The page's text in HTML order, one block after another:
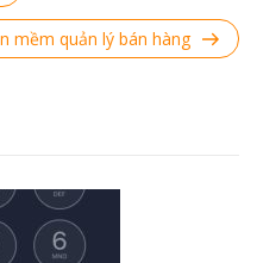
mềm quản lý bán hàng